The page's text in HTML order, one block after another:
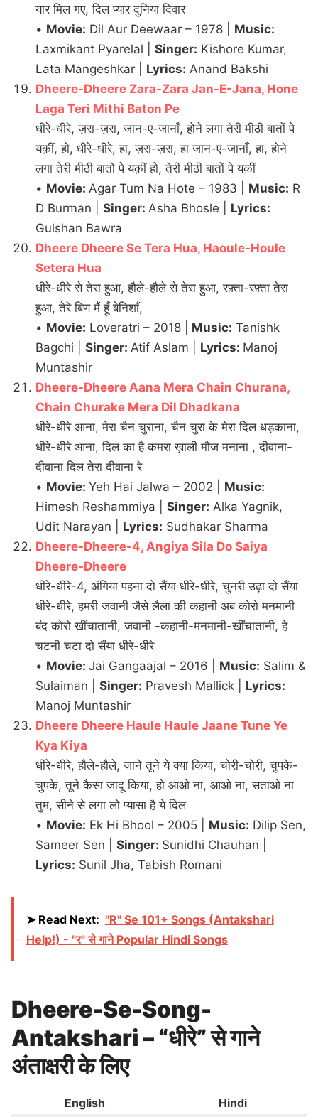
यार मिल गए, दिल प्यार दुनिया दिवार
• Movie: Dil Aur Deewaar – 1978 | Music:
Laxmikant Pyarelal | Singer: Kishore Kumar,
Lata Mangeshkar | Lyrics: Anand Bakshi
Dheere-Dheere Zara-Zara Jan-E-Jana, Hone
Laga Teri Mithi Baton Pe
धीरे-धीरे, ज़रा-ज़रा, जान-ए-जानाँ, होने लगा तेरी मीठी बातों पे
यक़ीं, हो, धीरे-धीरे, हा, ज़रा-ज़रा, हा जान-ए-जानाँ, हा, होने
लगा तेरी मीठी बातों पे यक़ीं हो, तेरी मीठी बातों पे यक़ीं
• Movie: Agar Tum Na Hote – 1983 | Music: R
D Burman | Singer: Asha Bhosle | Lyrics:
Gulshan Bawra
Dheere Dheere Se Tera Hua, Haoule-Houle
Setera Hua
धीरे-धीरे से तेरा हुआ, हौले-हौले से तेरा हुआ, रफ़्ता-रफ़्ता तेरा
हुआ, तेरे बिण मैं हूँ बेनिशाँ,
• Movie: Loveratri – 2018 | Music: Tanishk
Bagchi | Singer: Atif Aslam | Lyrics: Manoj
Muntashir
Dheere-Dheere Aana Mera Chain Churana,
Chain Churake Mera Dil Dhadkana
धीरे-धीरे आना, मेरा चैन चुराना, चैन चुरा के मेरा दिल धड़काना,
धीरे-धीरे आना, दिल का है कमरा ख़ाली मौज मनाना , दीवाना-
दीवाना दिल तेरा दीवाना रे
• Movie: Yeh Hai Jalwa – 2002 | Music:
Himesh Reshammiya | Singer: Alka Yagnik,
Udit Narayan | Lyrics: Sudhakar Sharma
Dheere-Dheere-4, Angiya Sila Do Saiya
Dheere-Dheere
धीरे-धीरे-4, अंगिया पहना दो सैंया धीरे-धीरे, चुनरी उढ़ा दो सैंया
धीरे-धीरे, हमरी जवानी जैसे लैला की कहानी अब कोरो मनमानी
बंद कोरो खींचातानी, जवानी -कहानी-मनमानी-खींचातानी, हे
चटनी चटा दो सैंया धीरे-धीरे
• Movie: Jai Gangaajal – 2016 | Music: Salim &
Sulaiman | Singer: Pravesh Mallick | Lyrics:
Manoj Muntashir
Dheere Dheere Haule Haule Jaane Tune Ye
Kya Kiya
धीरे-धीरे, हौले-हौले, जाने तूने ये क्या किया, चोरी-चोरी, चुपके-
चुपके, तूने कैसा जादू किया, हो आओ ना, आओ ना, सताओ ना
तुम, सीने से लगा लो प्यासा है ये दिल
• Movie: Ek Hi Bhool – 2005 | Music: Dilip Sen,
Sameer Sen | Singer: Sunidhi Chauhan |
Lyrics: Sunil Jha, Tabish Romani
➤ Read Next: "R" Se 101+ Songs (Antakshari
Help!) - "र" से गाने Popular Hindi Songs
Dheere-Se-Song-
Antakshari – “धीरे” से गाने
अंताक्षरी के लिए
English Hindi